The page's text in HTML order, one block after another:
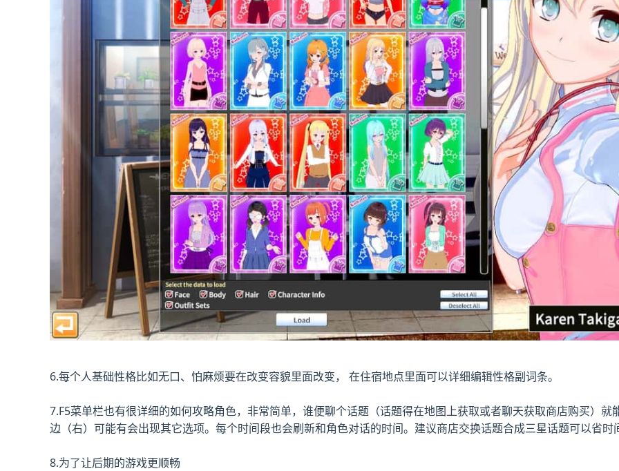
6.每个人基础性格比如无口、怕麻烦要在改变容貌里面改变， 在住宿地点里面可以详细编辑性格副词条。
7.F5菜单栏也有很详细的如何攻略角色，非常简单，谁便聊个话题（话题得在地图上获取或者聊天获取商店购买）
边（右）可能有会出现其它选项。每个时间段也会刷新和角色对话的时间。建议商店交换话题合成三星话题可以省
8.为了让后期的游戏更顺畅